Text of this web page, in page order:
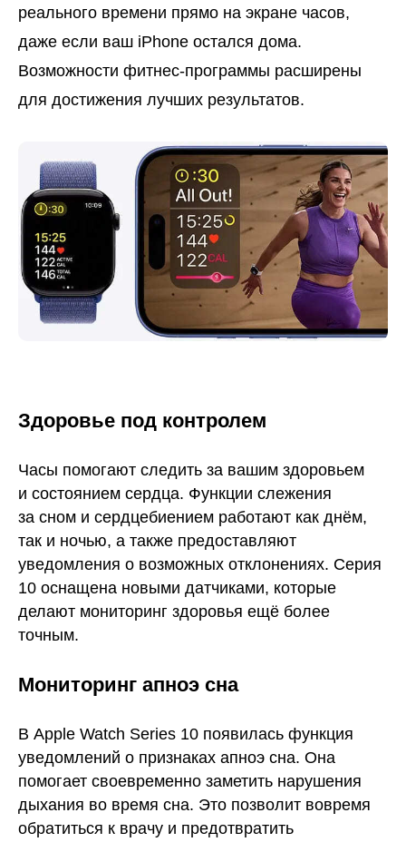
реального времени прямо на экране часов,
даже если ваш iPhone остался дома.
Возможности фитнес-программы расширены
для достижения лучших результатов.
Здоровье под контролем
Часы помогают следить за вашим здоровьем
и состоянием сердца. Функции слежения
за сном и сердцебиением работают как днём,
так и ночью, а также предоставляют
уведомления о возможных отклонениях. Серия
10 оснащена новыми датчиками, которые
делают мониторинг здоровья ещё более
точным.
Мониторинг апноэ сна
В Apple Watch Series 10 появилась функция
уведомлений о признаках апноэ сна. Она
помогает своевременно заметить нарушения
дыхания во время сна. Это позволит вовремя
обратиться к врачу и предотвратить